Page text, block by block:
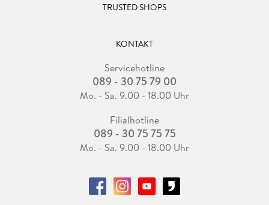
TRUSTED SHOPS
KONTAKT
Servicehotline
089 - 30 75 79 00
Mo. - Sa. 9.00 - 18.00 Uhr
Filialhotline
089 - 30 75 75 75
Mo. - Sa. 9.00 - 18.00 Uhr